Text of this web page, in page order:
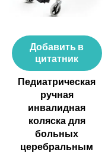
Добавить в
цитатник
Педиатрическая
ручная
инвалидная
коляска для
больных
церебральным